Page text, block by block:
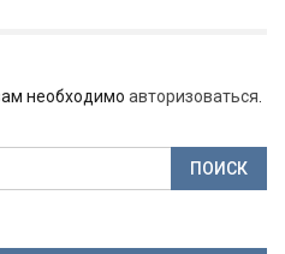
необходимо авторизоваться.